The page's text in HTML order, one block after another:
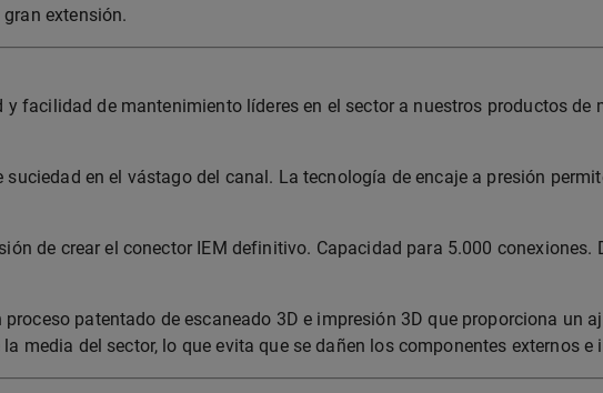
extensión.
facilidad de mantenimiento líderes en el sector a nuestros productos de
en el vástago del canal. La tecnología de encaje a presión
de crear el conector IEM definitivo. Capacidad para 5.000 conexiones.
patentado de escaneado 3D e impresión 3D que proporciona un
media del sector, lo que evita que se dañen los componentes externos e